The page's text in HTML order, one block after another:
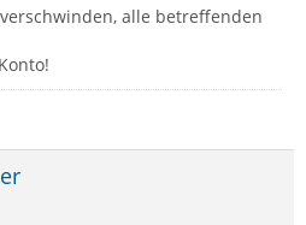
alle betreffenden